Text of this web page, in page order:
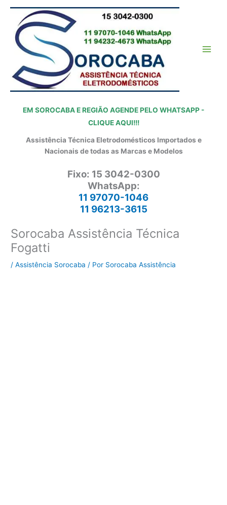
conteúdo
EM SOROCABA E REGIÃO AGENDE PELO WHATSAPP -
CLIQUE AQUI!!!
Assistência Técnica Eletrodomésticos Importados e
Nacionais de todas as Marcas e Modelos
Fixo: 15 3042-0300
WhatsApp:
11 97070-1046
11 96213-3615
Sorocaba Assistência Técnica
Fogatti
/Assistência Sorocaba / Por Sorocaba Assistência